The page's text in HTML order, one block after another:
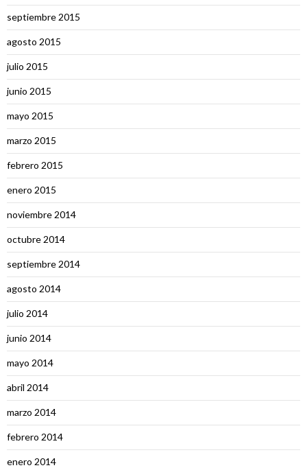
septiembre 2015
agosto 2015
julio 2015
junio 2015
mayo 2015
marzo 2015
febrero 2015
enero 2015
noviembre 2014
octubre 2014
septiembre 2014
agosto 2014
julio 2014
junio 2014
mayo 2014
abril 2014
marzo 2014
febrero 2014
enero 2014